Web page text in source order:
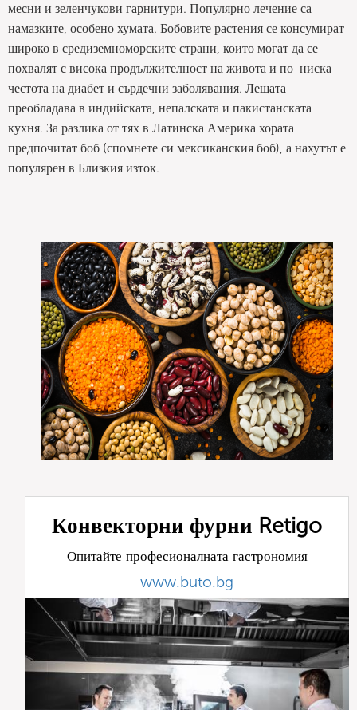
месни и зеленчукови гарнитури. Популярно лечение са
намазките, особено хумата. Бобовите растения се консумират
широко в средиземноморските страни, които могат да се
похвалят с висока продължителност на живота и по-ниска
честота на диабет и сърдечни заболявания. Лещата
преобладава в индийската, непалската и пакистанската
кухня. За разлика от тях в Латинска Америка хората
предпочитат боб (спомнете си мексиканския боб), а нахутът е
популярен в Близкия изток.
Конвекторни фурни Retigo
Опитайте професионалната гастрономия
www.buto.bg